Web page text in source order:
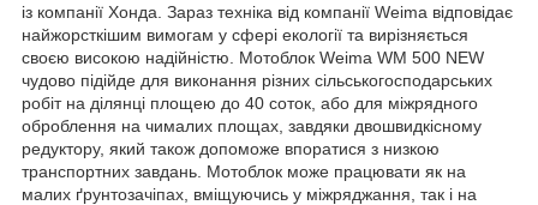
із компанії Хонда. Зараз техніка від компанії Weima відповідає
найжорсткішим вимогам у сфері екології та вирізняється
своєю високою надійністю. Мотоблок Weima WM 500 NEW
чудово підійде для виконання різних сільськогосподарських
робіт на ділянці площею до 40 соток, або для міжрядного
оброблення на чималих площах, завдяки двошвидкісному
редуктору, який також допоможе впоратися з низкою
транспортних завдань. Мотоблок може працювати як на
малих ґрунтозачіпах, вміщуючись у міжряджання, так і на